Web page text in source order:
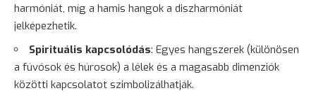
harmóniát, míg a hamis hangok a diszharmóniát
jelképezhetik.
Spirituális kapcsolódás: Egyes hangszerek (különösen
a fúvósok és húrosok) a lélek és a magasabb dimenziók
közötti kapcsolatot szimbolizálhatják.